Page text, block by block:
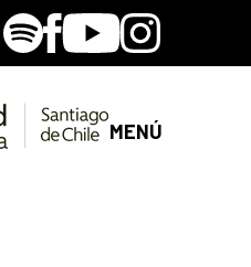
SpotifyFacebook
YoutubeInstagram
MENÚ